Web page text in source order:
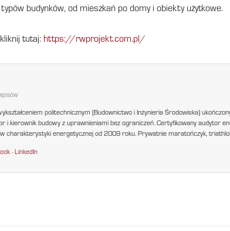
budynków, od mieszkań po domy i obiekty użytkowe.
tutaj: https://rwprojekt.com.pl/
politechnicznym (Budownictwo i Inżynieria Środowiska)
i kierownik budowy z uprawnieniami bez ograniczeń. Certyfikowany audytor
charakterystyki energetycznej od 2009 roku. Prywatnie maratończyk,
·LinkedIn